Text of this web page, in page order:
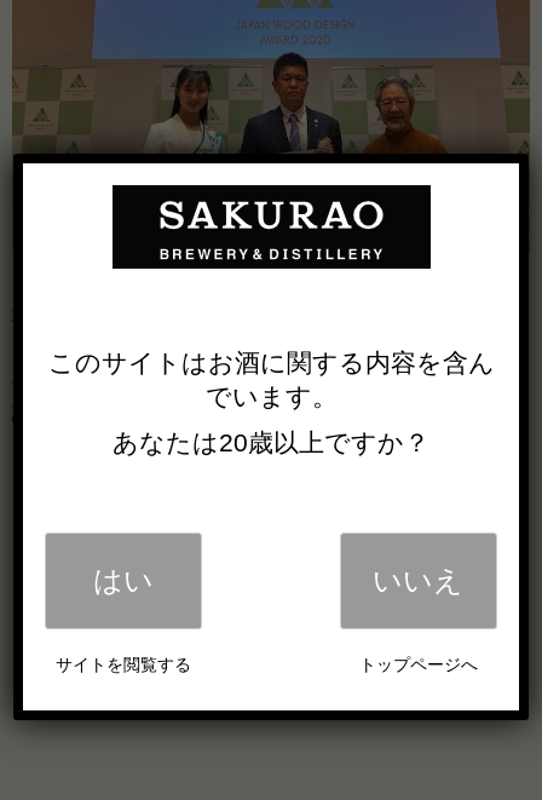
地元の方々と連携してネズミサシの産地形成を進めつつ、
そこで採れたネズミサシを原料に酒を造るという、「地域
の木」と「嗜好品」の間に新たな接点を拓いた点が大きく
評価され、この度奨励賞を受賞致しました。
かし、食の楽しさを伝えるために、様々な挑戦を続けて参
このサイトは お酒に関する内容を含ん
でいます。
あなたは20歳以上ですか？
はい
サイトを閲覧する
いいえ
トップページへ